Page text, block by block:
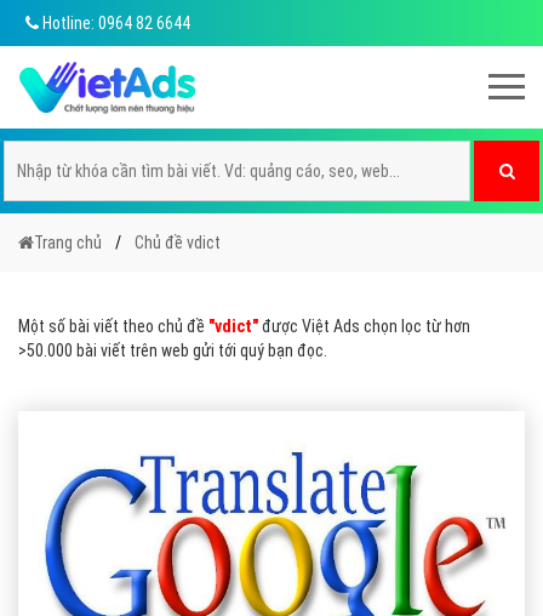
Hotline: 0964 82 6644
Trang chủ Chủ đề vdict
Một số bài viết theo chủ đề "vdict"được Việt Ads chọn lọc từ hơn
>50.000 bài viết trên web gửi tới quý bạn đọc.